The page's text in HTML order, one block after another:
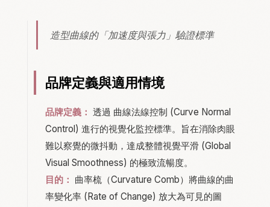
造型曲線的「加速度與張力」驗證標準
品牌定義與適用情境
品牌定義： 透過 曲線法線控制 (Curve Normal
Control) 進行的視覺化監控標準。旨在消除肉眼
難以察覺的微抖動，達成整體視覺平滑 (Global
Visual Smoothness) 的極致流暢度。
目的： 曲率梳（Curvature Comb）將曲線的曲
率變化率 (Rate of Change) 放大為可見的圖